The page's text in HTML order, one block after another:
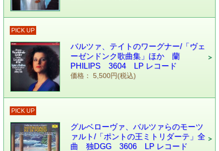
PICK UP
バルツァ、テイトのワーグナー/「ヴェ
ーゼンドンク歌曲集」ほか 蘭
PHILIPS 3604 LP レコード
価格： 5,500円(税込)
PICK UP
グルベローヴァ、バルツァらのモーツ
ァルト/「ポントの王ミトリダーテ」全
曲 独DGG 3606 LP レコード